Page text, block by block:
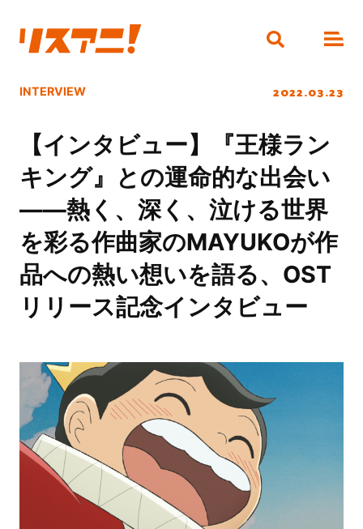
INTERVIEW 2022.03.23
【インタビュー】『王様ラン
キング』との運命的な出会い
――熱く、深く、泣ける世界
を彩る作曲家のMAYUKOが作
品への熱い想いを語る、OST
リリース記念インタビュー